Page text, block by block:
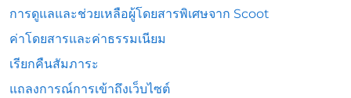
การดูแลและช่วยเหลือผู้โดยสารพิเศษจาก Scoot
ค่าโดยสารและค่าธรรมเนียม
เรียกคืนสัมภาระ
แถลงการณ์การเข้าถึงเว็บไซต์